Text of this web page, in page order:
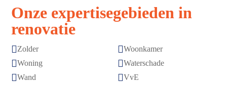
Onze expertisegebieden in
renovatie
Zolder Woonkamer
Woning Waterschade
Wand VvE